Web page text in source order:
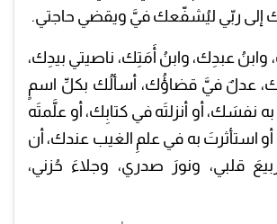
بك إلى ربّي ليُشفّعك فيَّ ويقضي حاجتي.
وابنُ عبدِك، وابنُ أَمَتِك، ناصيتي بيدِك،
عدلٌ فيَّ قضاؤُك، أسألُك بكلِّ اسمٍ
أو أنزلتَه في كتابِك، أو علَّمتَه
استأثرتَ به في علمِ الغيب عندك، أن
قلبي، ونورَ صدري، وجلاءَ حُزني،